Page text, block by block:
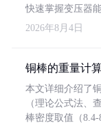
快速掌握变压器
2026年8月4日
铜棒的重量计
本文详细介绍了
（理论公式法、
棒密度取值（8.4-